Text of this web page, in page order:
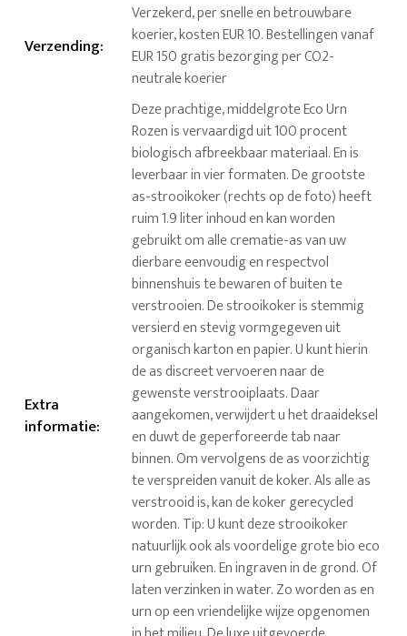
Verzending:
Verzekerd, per snelle en betrouwbare
koerier, kosten EUR 10. Bestellingen vanaf
EUR 150 gratis bezorging per CO2-
neutrale koerier
Extra
informatie:
Deze prachtige, middelgrote Eco Urn
Rozen is vervaardigd uit 100 procent
biologisch afbreekbaar materiaal. En is
leverbaar in vier formaten. De grootste
as-strooikoker (rechts op de foto) heeft
ruim 1.9 liter inhoud en kan worden
gebruikt om alle crematie-as van uw
dierbare eenvoudig en respectvol
binnenshuis te bewaren of buiten te
verstrooien. De strooikoker is stemmig
versierd en stevig vormgegeven uit
organisch karton en papier. U kunt hierin
de as discreet vervoeren naar de
gewenste verstrooiplaats. Daar
aangekomen, verwijdert u het draaideksel
en duwt de geperforeerde tab naar
binnen. Om vervolgens de as voorzichtig
te verspreiden vanuit de koker. Als alle as
verstrooid is, kan de koker gerecycled
worden. Tip: U kunt deze strooikoker
natuurlijk ook als voordelige grote bio eco
urn gebruiken. En ingraven in de grond. Of
laten verzinken in water. Zo worden as en
urn op een vriendelijke wijze opgenomen